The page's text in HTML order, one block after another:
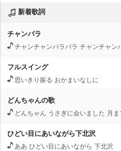
新着歌詞
チャンバラ
チャンチャンバラバラ チャンチャン
フルスイング
思いきり振る おかまいなしに
どんちゃんの歌
どんちゃん うさぎに会いました 月
ひどい目にあいながら下北沢
ああ ひどい目にあいながら 下北沢